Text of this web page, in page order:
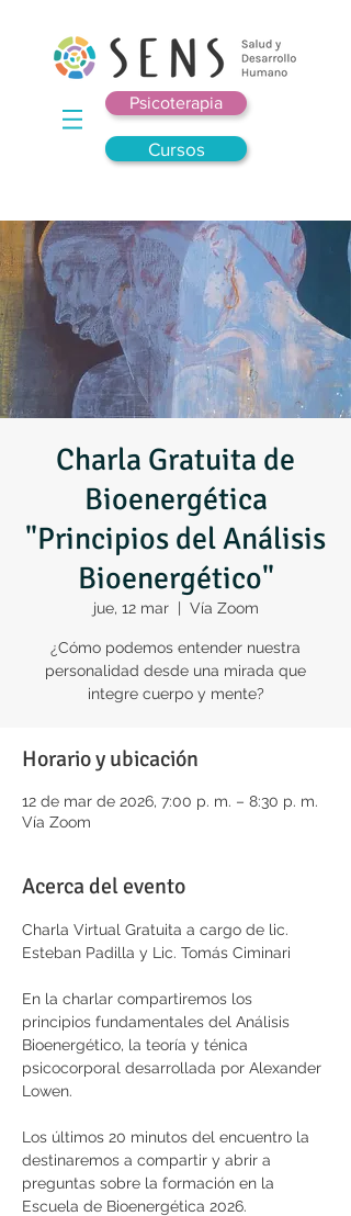
Psicoterapia
Cursos
Charla Gratuita de
Bioenergética
"Principios del Análisis
Bioenergético"
jue, 12 mar
  |
Vía Zoom
¿Cómo podemos entender nuestra
personalidad desde una mirada que
integre cuerpo y mente?
Horario y ubicación
12 de mar de 2026, 7:00 p. m. – 8:30 p. m.
Vía Zoom
Acerca del evento
Charla Virtual Gratuita a cargo de lic.
Esteban Padilla y Lic. Tomás Ciminari
En la charlar compartiremos los
principios fundamentales del Análisis
Bioenergético, la teoría y ténica
psicocorporal desarrollada por Alexander
Lowen.
Los últimos 20 minutos del encuentro la
destinaremos a compartir y abrir a
preguntas sobre la formación en la
Escuela de Bioenergética 2026.